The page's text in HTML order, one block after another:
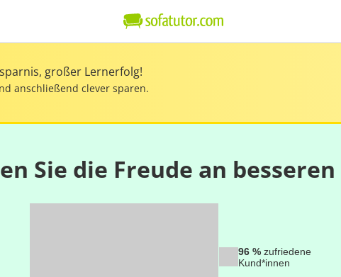
großer Lernerfolg!
anschließend clever sparen.
Sie die Freude an
96 %zufriedene
Kund*innen